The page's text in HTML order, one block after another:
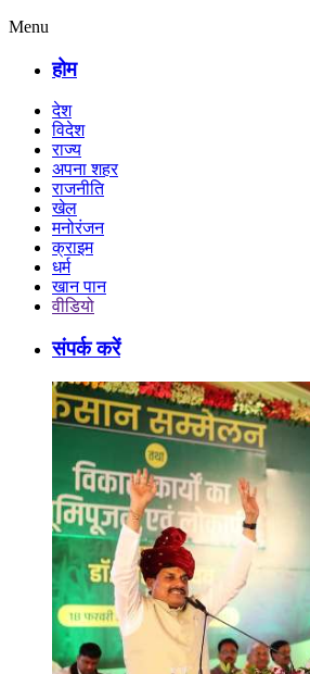
Menu
होम
देश
विदेश
राज्य
अपना शहर
राजनीति
खेल
मनोरंजन
क्राइम
धर्म
खान पान
वीडियो
संपर्क करें